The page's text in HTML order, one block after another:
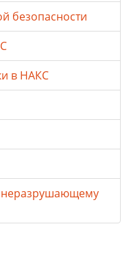
безопасности
в НАКС
неразрушающему